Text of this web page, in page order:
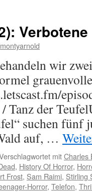
montyarnold
wir
Tanz der
suchen fünf
auf, …
mitCharles
, History Of Horror,
Frost, Sam Raimi, Stirling
Horror, Telefon,